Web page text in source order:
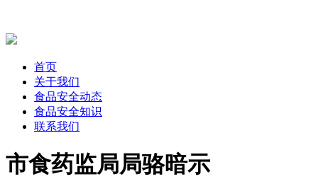
首页
关于我们
食品安全动态
食品安全知识
联系我们
市食药监局局骆暗示